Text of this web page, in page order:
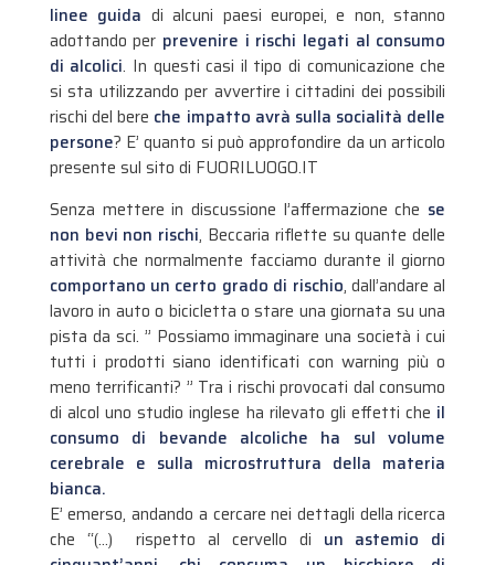
linee guida di alcuni paesi europei, e non, stanno
adottando per prevenire i rischi legati al consumo
di alcolici. In questi casi il tipo di comunicazione che
si sta utilizzando per avvertire i cittadini dei possibili
rischi del bere che impatto avrà sulla socialità delle
persone? E’ quanto si può approfondire da un articolo
presente sul sito di FUORILUOGO.IT
Senza mettere in discussione l’affermazione che se
non bevi non rischi, Beccaria riflette su quante delle
attività che normalmente facciamo durante il giorno
comportano un certo grado di rischio, dall’andare al
lavoro in auto o bicicletta o stare una giornata su una
pista da sci. ” Possiamo immaginare una società i cui
tutti i prodotti siano identificati con warning più o
meno terrificanti? ” Tra i rischi provocati dal consumo
di alcol uno studio inglese ha rilevato gli effetti che il
consumo di bevande alcoliche ha sul volume
cerebrale e sulla microstruttura della materia
bianca.
E’ emerso, andando a cercare nei dettagli della ricerca
che “(…) rispetto al cervello di un astemio di